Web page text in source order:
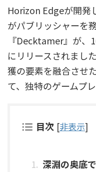
Horizon Edgeが開
がパブリッシャーを
『Decktamer』が、
にリリースされまし
獲の要素を融合させ
て、独特のゲームプ
目次 [非表示]
深淵の奥底